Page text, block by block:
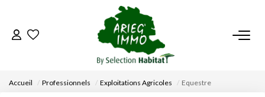
ACCUEIL
Accueil Professionnels Exploitations Agricoles Equestre